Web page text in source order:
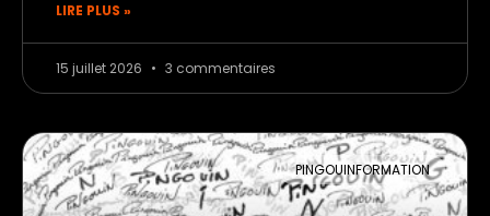
LIRE PLUS »
15 juillet 2026 3 commentaires
PINGOUINFORMATION